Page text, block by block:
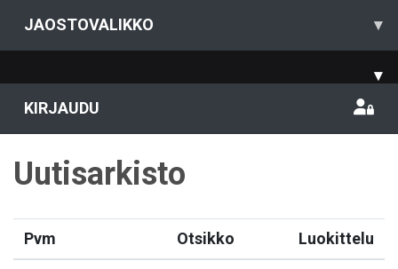
JAOSTOVALIKKO ▾
▾
KIRJAUDU
Uutisarkisto
Pvm Otsikko Luokittelu